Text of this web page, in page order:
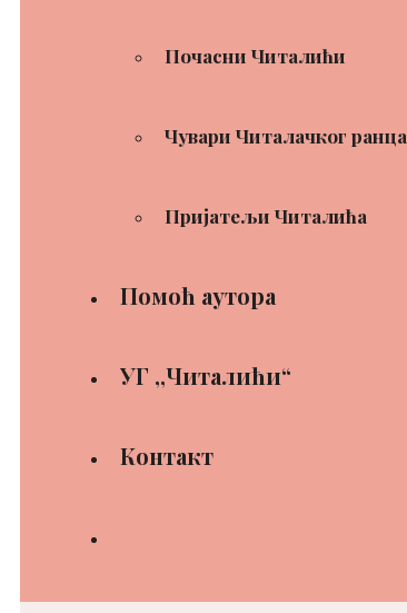
Почасни Читалићи
Чувари Читалачког ранца
Пријатељи Читалића
Помоћ аутора
УГ ,,Читалићи“
Контакт